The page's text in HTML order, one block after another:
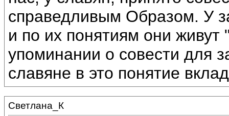
справедливым Образом. У
и по их понятиям они живут
упоминании о совести для
славяне в это понятие
Светлана_К